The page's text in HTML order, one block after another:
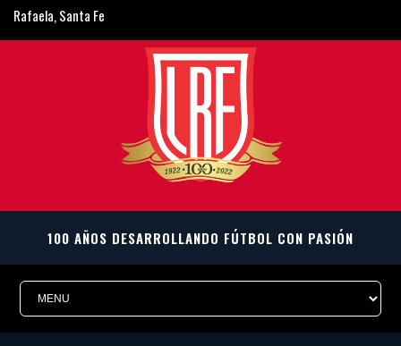
Rafaela, Santa Fe
ligarafaelina@gmail.com